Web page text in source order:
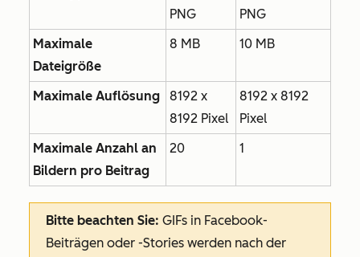
PNG
PNG
Maximale
Dateigröße
8 MB 10 MB
Maximale Auflösung
8192 x
8192 Pixel
8192 x 8192
Pixel
Maximale Anzahl an
Bildern pro Beitrag
20 1
Bitte beachten Sie: GIFs in Facebook-
Beiträgen oder -Stories werden nach der